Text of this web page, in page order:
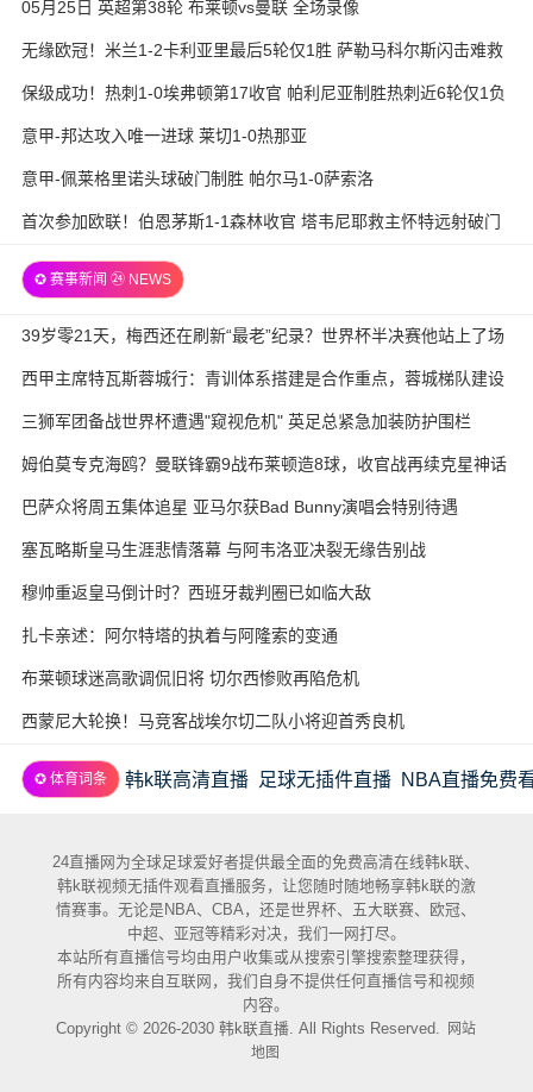
05月25日 英超第38轮 布莱顿vs曼联 全场录像
无缘欧冠！米兰1-2卡利亚里最后5轮仅1胜 萨勒马科尔斯闪击难救
主
保级成功！热刺1-0埃弗顿第17收官 帕利尼亚制胜热刺近6轮仅1负
意甲-邦达攻入唯一进球 莱切1-0热那亚
意甲-佩莱格里诺头球破门制胜 帕尔马1-0萨索洛
首次参加欧联！伯恩茅斯1-1森林收官 塔韦尼耶救主怀特远射破门
✪ 赛事新闻 ㉔ NEWS
39岁零21天，梅西还在刷新“最老”纪录？世界杯半决赛他站上了场
西甲主席特瓦斯蓉城行：青训体系搭建是合作重点，蓉城梯队建设
待加强
三狮军团备战世界杯遭遇"窥视危机" 英足总紧急加装防护围栏
姆伯莫专克海鸥？曼联锋霸9战布莱顿造8球，收官战再续克星神话
巴萨众将周五集体追星 亚马尔获Bad Bunny演唱会特别待遇
塞瓦略斯皇马生涯悲情落幕 与阿韦洛亚决裂无缘告别战
穆帅重返皇马倒计时？西班牙裁判圈已如临大敌
扎卡亲述：阿尔特塔的执着与阿隆索的变通
布莱顿球迷高歌调侃旧将 切尔西惨败再陷危机
西蒙尼大轮换！马竞客战埃尔切二队小将迎首秀良机
✪ 体育词条 韩k联高清直播 足球无插件直播 NBA直播免费
24直播网为全球足球爱好者提供最全面的免费高清在线韩k联、
韩k联视频无插件观看直播服务，让您随时随地畅享韩k联的激
情赛事。无论是NBA、CBA，还是世界杯、五大联赛、欧冠、
中超、亚冠等精彩对决，我们一网打尽。
本站所有直播信号均由用户收集或从搜索引擎搜索整理获得，
所有内容均来自互联网，我们自身不提供任何直播信号和视频
内容。
Copyright © 2026-2030 韩k联直播. All Rights Reserved.
网站
地图